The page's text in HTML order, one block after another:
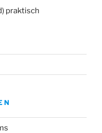
praktisch